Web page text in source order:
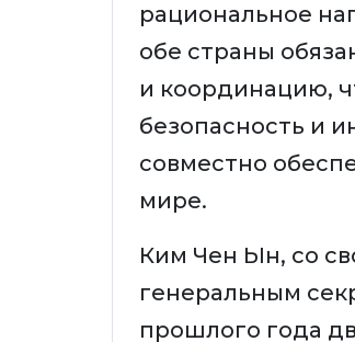
рациональное
обе страны
и координацию,
безопасность и
совместно
мире.
Ким Чен Ын, со
генеральным
прошлого года